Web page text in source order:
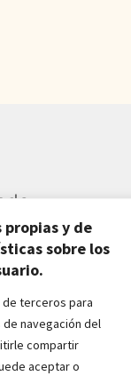
y de
sobre los
terceros para
navegación del
compartir
aceptar o